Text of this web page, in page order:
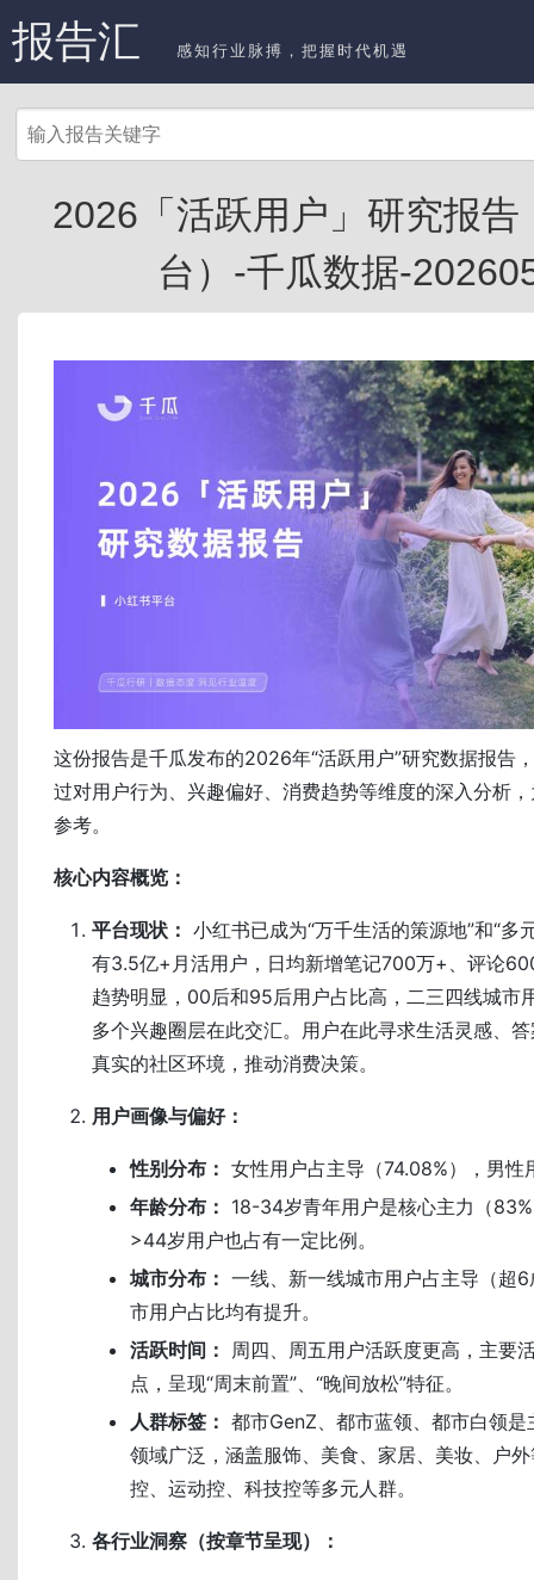
报告汇 感知行业脉搏，把握时代机遇
2026「活跃用户」研究报告
台）-千瓜数据-
这份报告是千瓜发布的2026年“活跃用户”研究数据报告
过对用户行为、兴趣偏好、消费趋势等维度的深入分析
参考。
核心内容概览：
平台现状： 小红书已成为“万千生活的策源地”和“多
有3.5亿+月活用户，日均新增笔记700万+、评论
趋势明显，00后和95后用户占比高，二三四线城市
多个兴趣圈层在此交汇。用户在此寻求生活灵感、
真实的社区环境，推动消费决策。
用户画像与偏好：
性别分布： 女性用户占主导（74.08%），男性
年龄分布： 18-34岁青年用户是核心主力（
>44岁用户也占有一定比例。
城市分布： 一线、新一线城市用户占主导（超
市用户占比均有提升。
活跃时间： 周四、周五用户活跃度更高，主要
点，呈现“周末前置”、“晚间放松”特征。
人群标签： 都市GenZ、都市蓝领、都市白领
领域广泛，涵盖服饰、美食、家居、美妆、户
控、运动控、科技控等多元人群。
各行业洞察（按章节呈现）：